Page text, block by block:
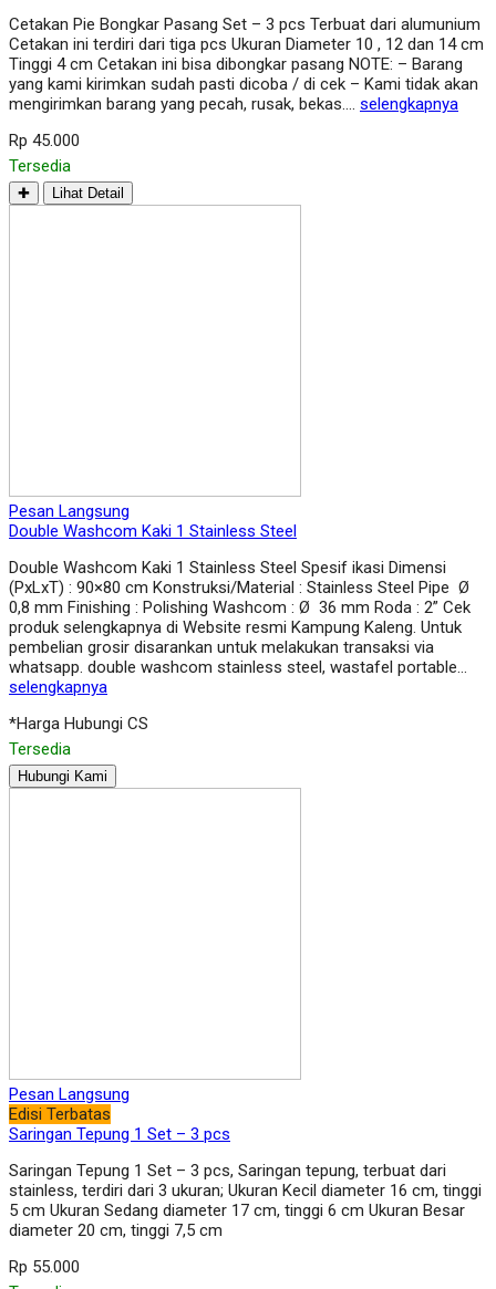
Cetakan Pie Bongkar Pasang Set – 3 pcs Terbuat dari alumunium
Cetakan ini terdiri dari tiga pcs Ukuran Diameter 10 , 12 dan 14 cm
Tinggi 4 cm Cetakan ini bisa dibongkar pasang NOTE: – Barang
yang kami kirimkan sudah pasti dicoba / di cek – Kami tidak akan
mengirimkan barang yang pecah, rusak, bekas…. selengkapnya
Rp 45.000
Tersedia
✚ Lihat Detail
Pesan Langsung
Double Washcom Kaki 1 Stainless Steel
Double Washcom Kaki 1 Stainless Steel Spesif ikasi Dimensi
(PxLxT) : 90×80 cm Konstruksi/Material : Stainless Steel Pipe Ø
0,8 mm Finishing : Polishing Washcom : Ø 36 mm Roda : 2” Cek
produk selengkapnya di Website resmi Kampung Kaleng. Untuk
pembelian grosir disarankan untuk melakukan transaksi via
whatsapp. double washcom stainless steel, wastafel portable…
selengkapnya
*Harga Hubungi CS
Tersedia
Hubungi Kami
Pesan Langsung
Edisi Terbatas
Saringan Tepung 1 Set – 3 pcs
Saringan Tepung 1 Set – 3 pcs, Saringan tepung, terbuat dari
stainless, terdiri dari 3 ukuran; Ukuran Kecil diameter 16 cm, tinggi
5 cm Ukuran Sedang diameter 17 cm, tinggi 6 cm Ukuran Besar
diameter 20 cm, tinggi 7,5 cm
Rp 55.000